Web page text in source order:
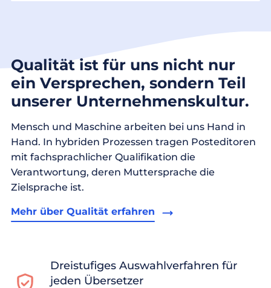
Qualität ist für uns nicht nur
ein Versprechen, sondern Teil
unserer Unternehmenskultur.
Mensch und Maschine arbeiten bei uns Hand in
Hand. In hybriden Prozessen tragen Posteditoren
mit fachsprachlicher Qualifikation die
Verantwortung, deren Muttersprache die
Zielsprache ist.
Mehr über Qualität erfahren
Dreistufiges Auswahlverfahren für
jeden Übersetzer